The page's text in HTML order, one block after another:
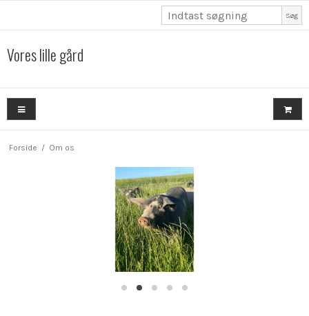
Søg
Vores lille gård
Forside / Om os